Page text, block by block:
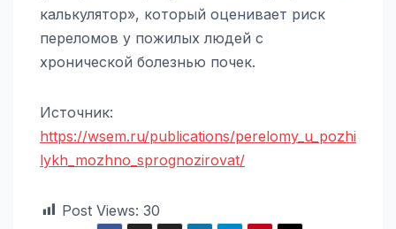
калькулятор», который оценивает риск
переломов у пожилых людей с
хронической болезнью почек.
Источник:
https://wsem.ru/publications/perelomy_u_pozhi
lykh_mozhno_sprognozirovat/
Post Views: 30